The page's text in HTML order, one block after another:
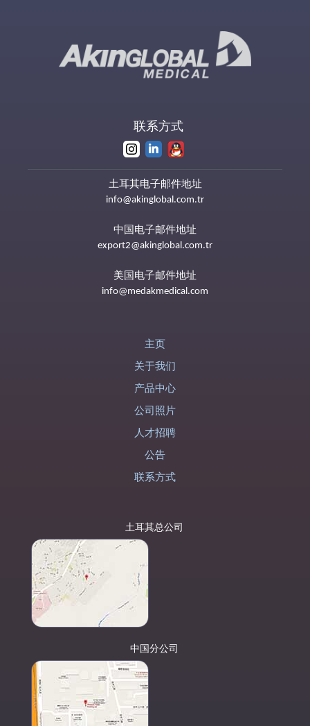
联系方式
土耳其电子邮件地址
info@akinglobal.com.tr
中国电子邮件地址
export2@akinglobal.com.tr
美国电子邮件地址
info@medakmedical.com
主页
关于我们
产品中心
公司照片
人才招聘
公告
联系方式
土耳其总公司
中国分公司